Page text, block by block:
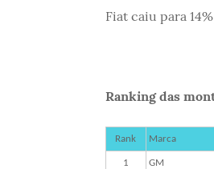
Fiat caiu para
Ranking das
Rank Marca
1 GM